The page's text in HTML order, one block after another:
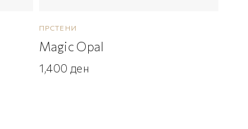
ПРСТЕНИ
Magic Opal
1,400 ден